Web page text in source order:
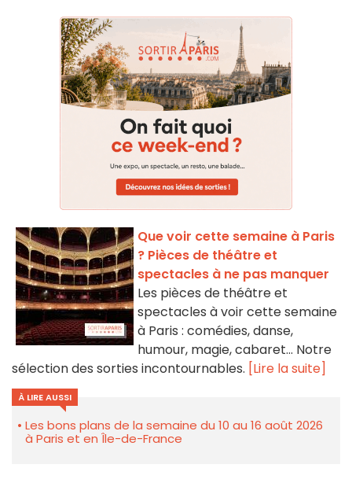
Que voir cette semaine à Paris
? Pièces de théâtre et
spectacles à ne pas manquer
Les pièces de théâtre et
spectacles à voir cette semaine
à Paris : comédies, danse,
humour, magie, cabaret… Notre
sélection des sorties incontournables. [Lire la suite]
À LIRE AUSSI
Les bons plans de la semaine du 10 au 16 août 2026
à Paris et en Île-de-France